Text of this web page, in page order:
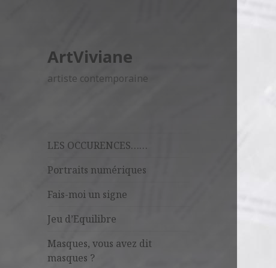
ArtViviane
artiste contemporaine
LES OCCURENCES……
Portraits numériques
Fais-moi un signe
Jeu d’Equilibre
Masques, vous avez dit
masques ?